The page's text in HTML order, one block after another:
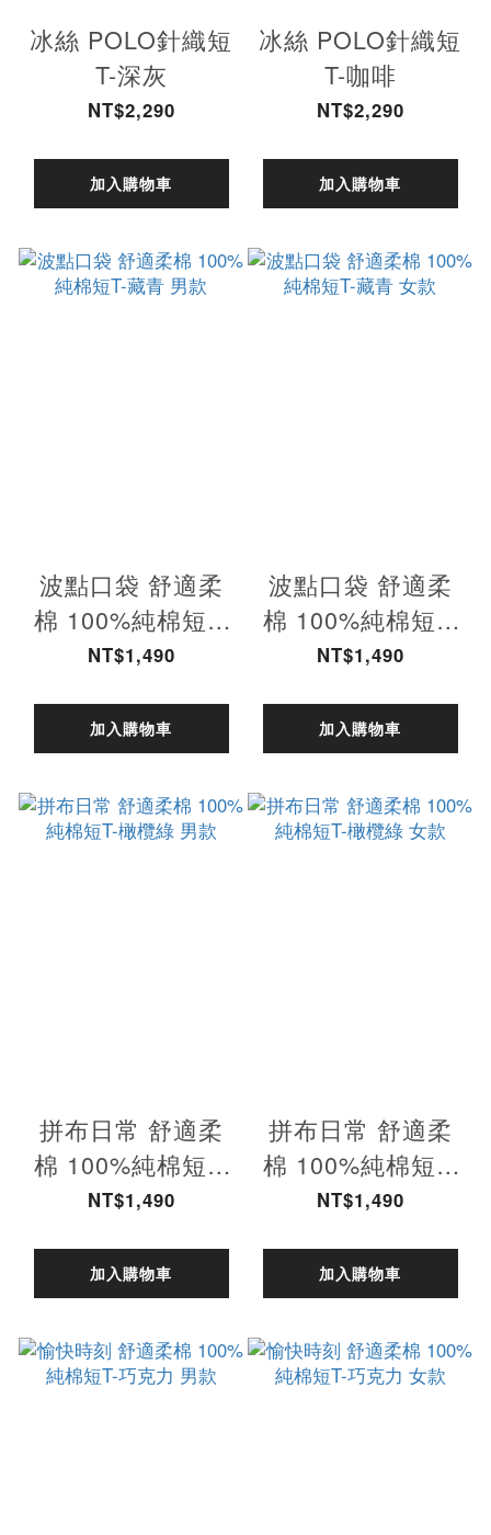
冰絲 POLO針織短
T-深灰
NT$2,290
加入購物車
冰絲 POLO針織短
T-咖啡
NT$2,290
加入購物車
波點口袋 舒適柔
棉 100%純棉短T-
藏青 男款
NT$1,490
加入購物車
波點口袋 舒適柔
棉 100%純棉短T-
藏青 女款
NT$1,490
加入購物車
拼布日常 舒適柔
棉 100%純棉短T-
橄欖綠 男款
NT$1,490
加入購物車
拼布日常 舒適柔
棉 100%純棉短T-
橄欖綠 女款
NT$1,490
加入購物車